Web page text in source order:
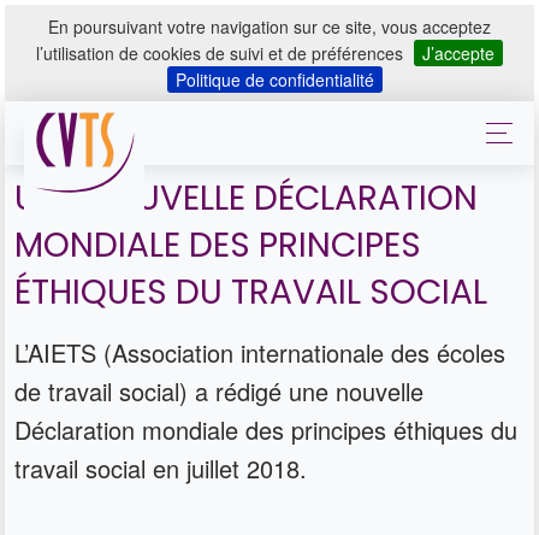
En poursuivant votre navigation sur ce site, vous acceptez
l’utilisation de cookies de suivi et de préférences
J’accepte
Politique de confidentialité
UNE NOUVELLE DÉCLARATION
MONDIALE DES PRINCIPES
ÉTHIQUES DU TRAVAIL SOCIAL
L’AIETS (Association internationale des écoles
de travail social) a rédigé une nouvelle
Déclaration mondiale des principes éthiques du
travail social en juillet 2018.